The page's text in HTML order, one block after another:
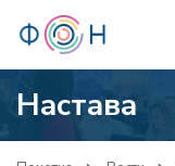
Настава